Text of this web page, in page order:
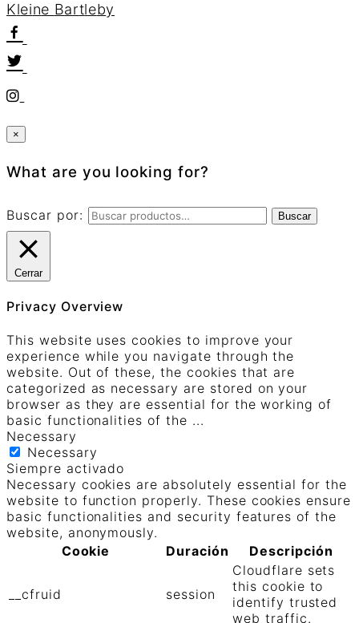
Kleine Bartleby
×
What are you looking for?
Buscar por: Buscar
Cerrar
Privacy Overview
This website uses cookies to improve your
experience while you navigate through the
website. Out of these, the cookies that are
categorized as necessary are stored on your
browser as they are essential for the working of
basic functionalities of the ...
Necessary
Necessary
Siempre activado
Necessary cookies are absolutely essential for the
website to function properly. These cookies ensure
basic functionalities and security features of the
website, anonymously.
Cookie
Duración Descripción
__cfruid session
Cloudflare sets
this cookie to
identify trusted
web traffic.